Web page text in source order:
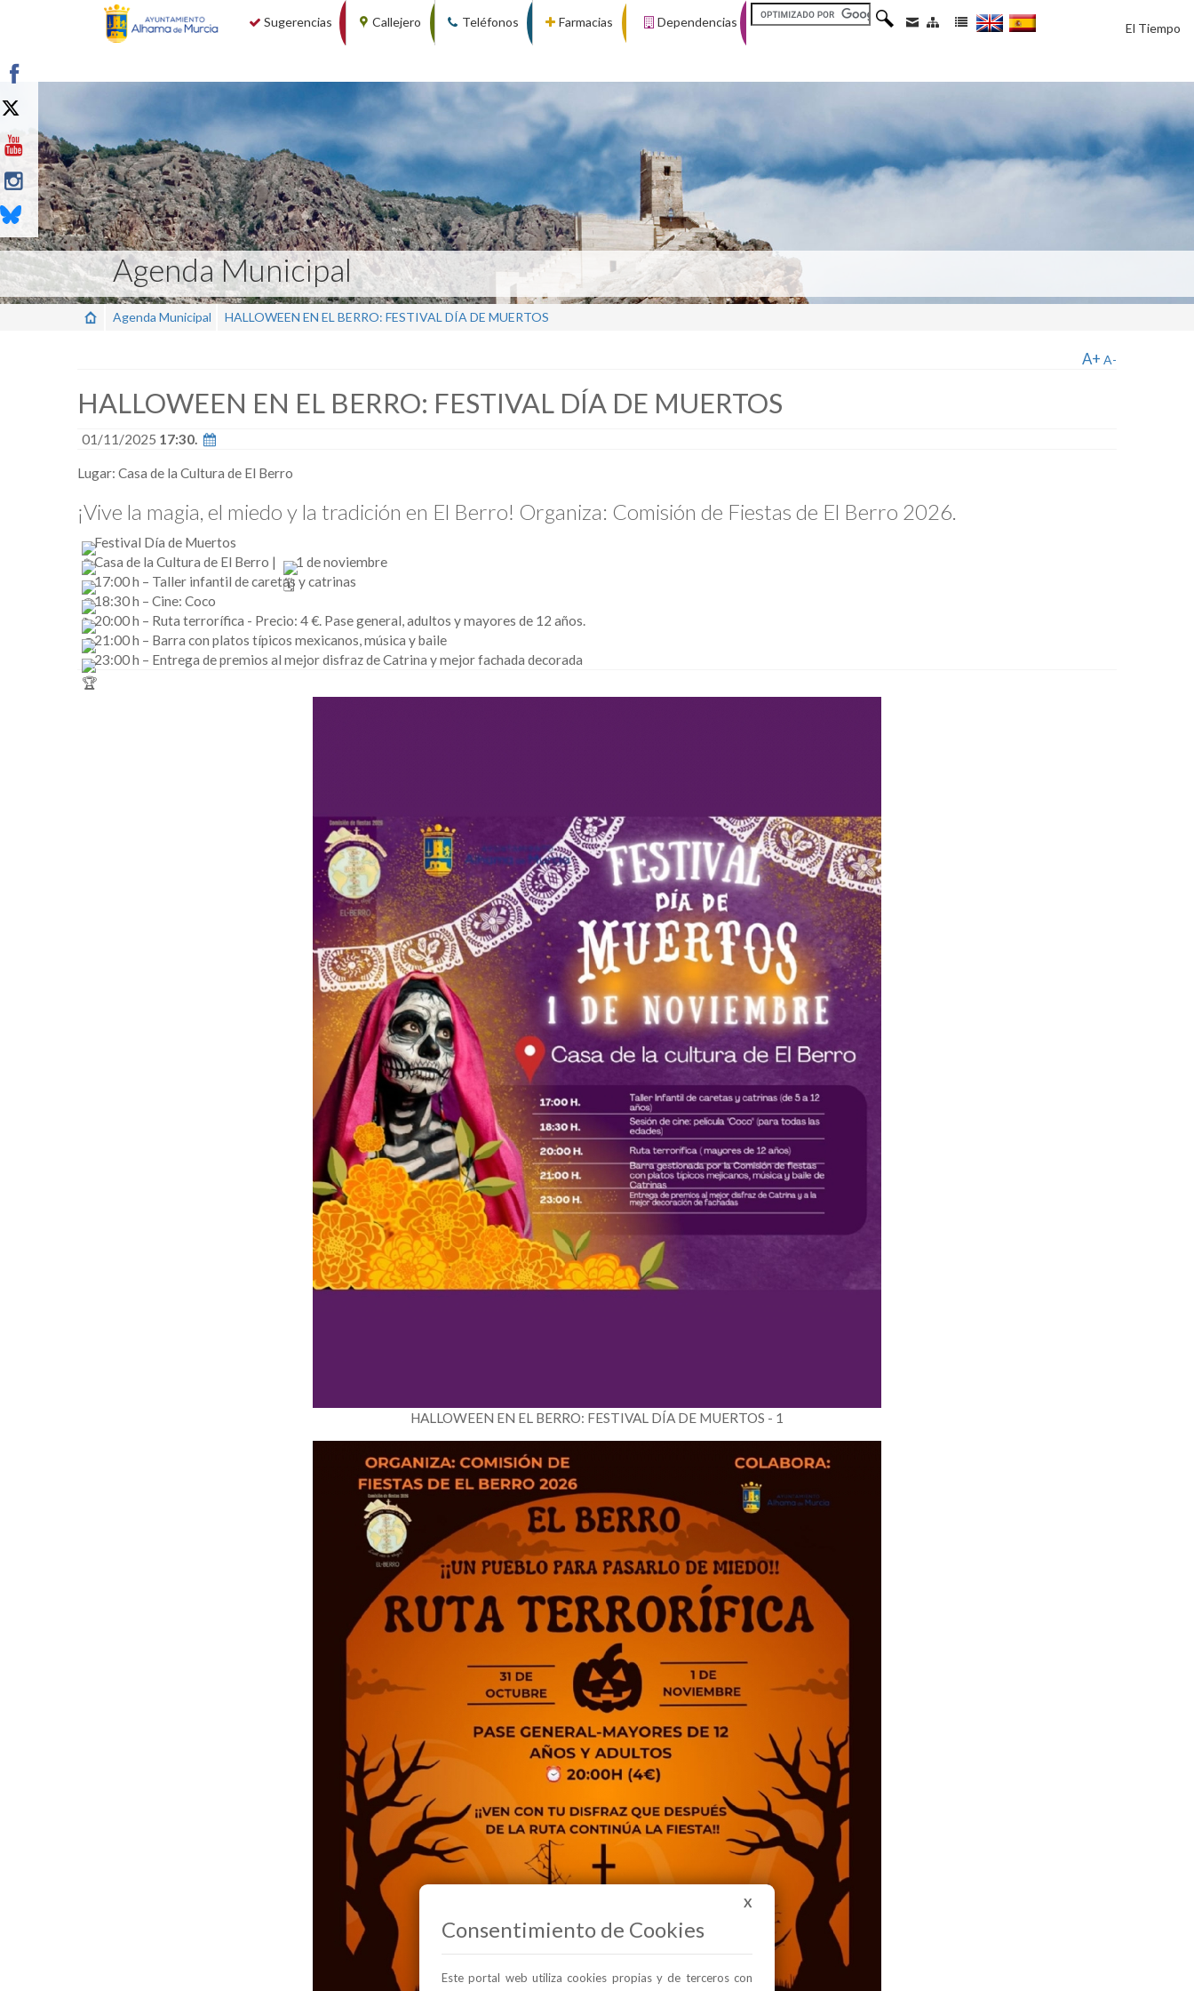
Sugerencias Callejero Teléfonos Farmacias Dependencias El Tiempo
Agenda Municipal
Agenda Municipal HALLOWEEN EN EL BERRO: FESTIVAL DÍA DE MUERTOS
A+ A-
HALLOWEEN EN EL BERRO: FESTIVAL DÍA DE MUERTOS
01/11/2025 17:30.
Lugar: Casa de la Cultura de El Berro
¡Vive la magia, el miedo y la tradición en El Berro! Organiza: Comisión de Fiestas de El Berro 2026.
Festival Día de Muertos
Casa de la Cultura de El Berro |
1 de noviembre
17:00 h – Taller infantil de caretas y catrinas
18:30 h – Cine: Coco
20:00 h – Ruta terrorífica - Precio: 4 €. Pase general, adultos y mayores de 12 años.
21:00 h – Barra con platos típicos mexicanos, música y baile
23:00 h – Entrega de premios al mejor disfraz de Catrina y mejor fachada decorada
HALLOWEEN EN EL BERRO: FESTIVAL DÍA DE MUERTOS - 1
X
Consentimiento de Cookies
Este portal web utiliza cookies propias y de terceros con